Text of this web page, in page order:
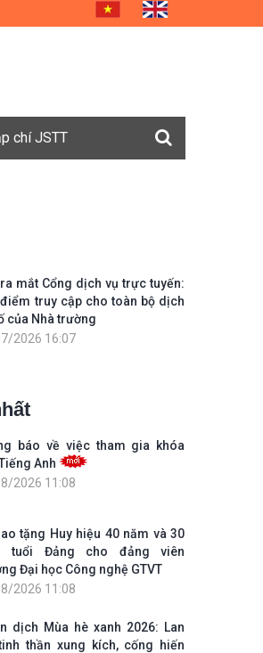
chí JSTT
ra mắt Cổng dịch vụ trực tuyến:
truy cập cho toàn bộ dịch
của Nhà trường
2026 16:07
báo về việc tham gia khóa
Anh
2026 11:08
tặng Huy hiệu 40 năm và 30
tuổi Đảng cho đảng viên
Đại học Công nghệ GTVT
2026 11:08
dịch Mùa hè xanh 2026: Lan
thần xung kích, cống hiến